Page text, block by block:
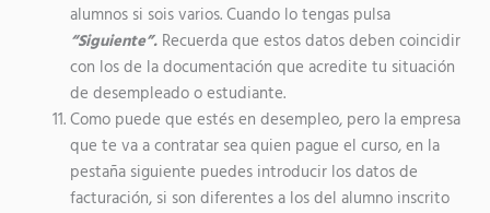
alumnos si sois varios. Cuando lo tengas pulsa
“Siguiente”.Recuerda que estos datos deben coincidir
con los de la documentación que acredite tu situación
de desempleado o estudiante.
Como puede que estés en desempleo, pero la empresa
que te va a contratar sea quien pague el curso, en la
pestaña siguiente puedes introducir los datos de
facturación, si son diferentes a los del alumno inscrito